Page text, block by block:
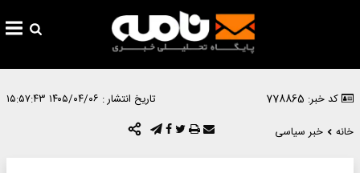
کد خبر: 778865 تاریخ انتشار : ۱۴۰۵/۰۴/۰۶ ۱۵:۵۷:۴۳
خانه
خبر سیاسی